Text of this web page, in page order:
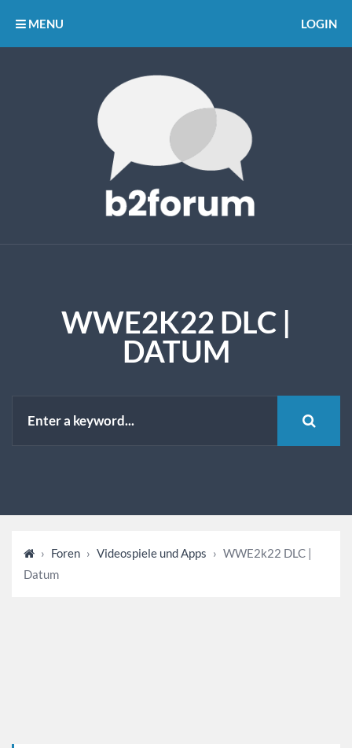
MENU LOGIN
WWE2K22 DLC |
DATUM
› Foren › Videospiele und Apps › WWE2k22 DLC |
Datum